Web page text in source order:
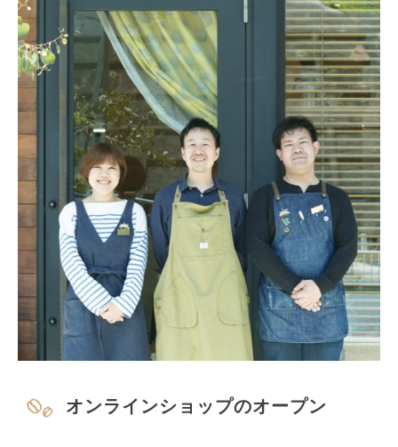
オンラインショップのオープン